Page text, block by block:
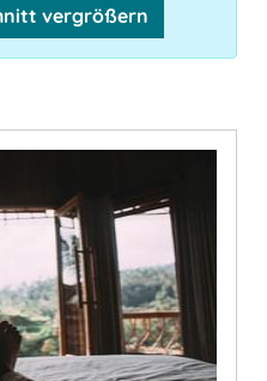
vergrößern